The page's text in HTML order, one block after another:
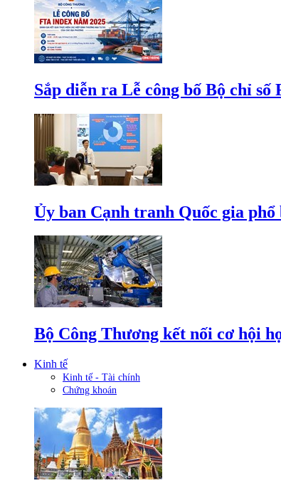
Sắp diễn ra Lễ công bố Bộ chỉ số
Ủy ban Cạnh tranh Quốc gia
Bộ Công Thương kết nối cơ hội
Kinh tế
Kinh tế - Tài chính
Chứng khoán